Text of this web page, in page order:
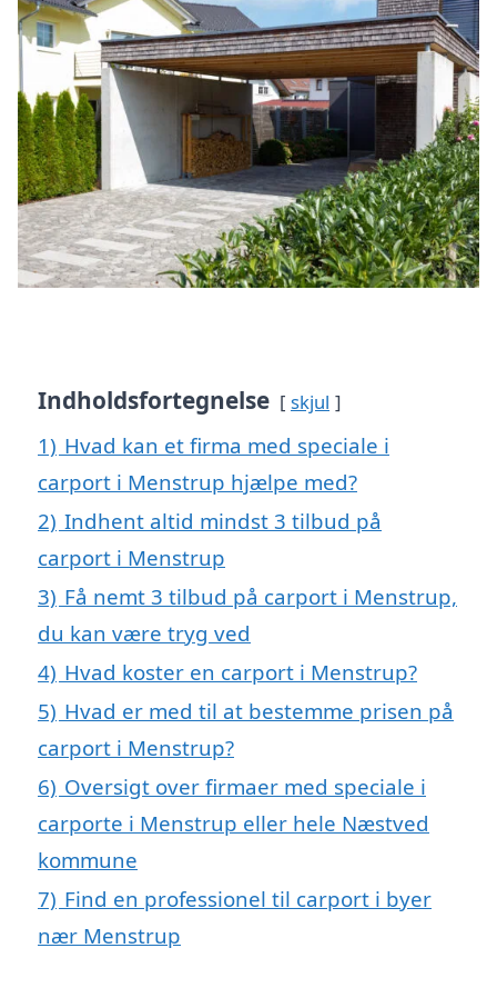
Indholdsfortegnelse skjul
1) Hvad kan et firma med speciale i
carport i Menstrup hjælpe med?
2) Indhent altid mindst 3 tilbud på
carport i Menstrup
3) Få nemt 3 tilbud på carport i Menstrup,
du kan være tryg ved
4) Hvad koster en carport i Menstrup?
5) Hvad er med til at bestemme prisen på
carport i Menstrup?
6) Oversigt over firmaer med speciale i
carporte i Menstrup eller hele Næstved
kommune
7) Find en professionel til carport i byer
nær Menstrup